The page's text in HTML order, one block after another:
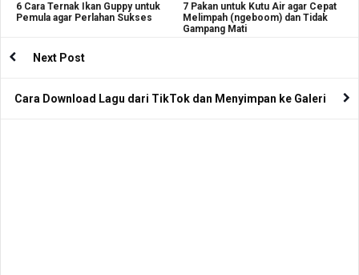
6 Cara Ternak Ikan Guppy untuk
Pemula agar Perlahan Sukses
7 Pakan untuk Kutu Air agar Cepat
Melimpah (ngeboom) dan Tidak
Gampang Mati
Next Post
Cara Download Lagu dari TikTok dan Menyimpan ke Galeri